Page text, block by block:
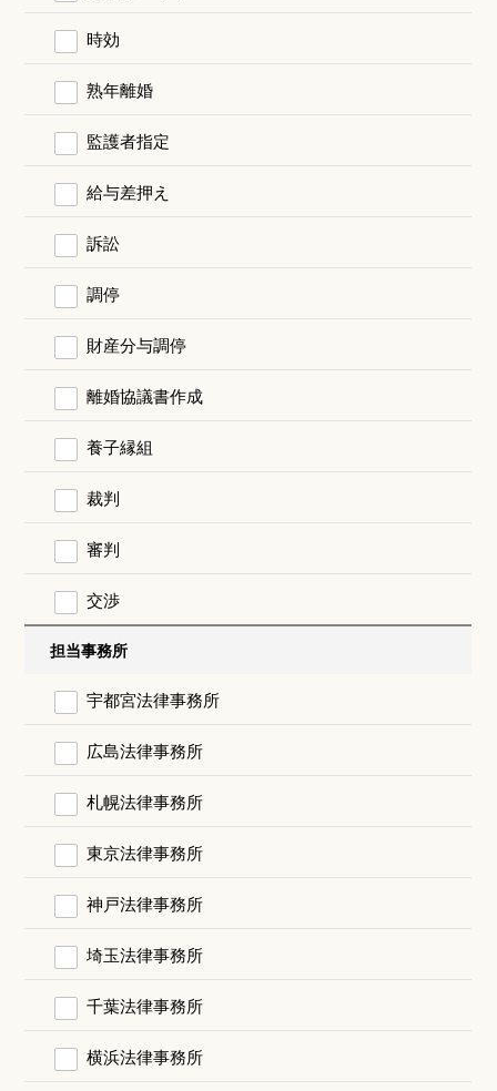
時効
熟年離婚
監護者指定
給与差押え
訴訟
調停
財産分与調停
離婚協議書作成
養子縁組
裁判
審判
交渉
担当事務所
宇都宮法律事務所
広島法律事務所
札幌法律事務所
東京法律事務所
神戸法律事務所
埼玉法律事務所
千葉法律事務所
横浜法律事務所